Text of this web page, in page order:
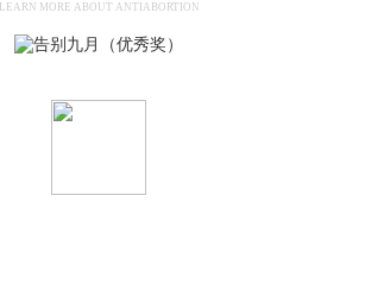
LEARN MORE ABOUT ANTIABORTION